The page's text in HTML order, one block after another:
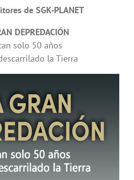
de SGK-PLANET
DEPREDACIÓN
solo 50 años
la Tierra